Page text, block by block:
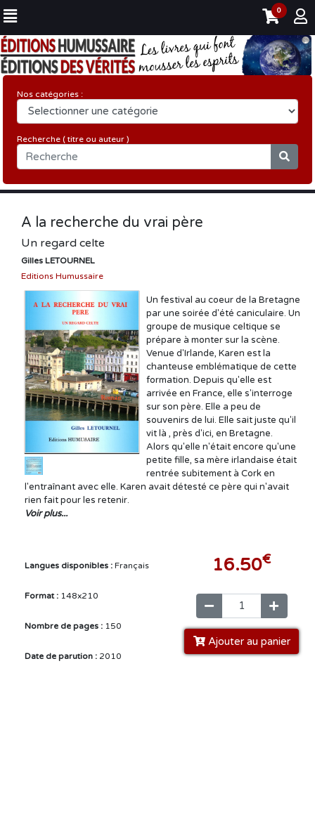
0
Nos catégories :
Recherche ( titre ou auteur )
A la recherche du vrai père
Un regard celte
Gilles LETOURNEL
Editions Humussaire
Un festival au coeur de la Bretagne
par une soirée d'été caniculaire. Un
groupe de musique celtique se
prépare à monter sur la scène.
Venue d'Irlande, Karen est la
chanteuse emblématique de cette
formation. Depuis qu'elle est
arrivée en France, elle s'interroge
sur son père. Elle a peu de
souvenirs de lui. Elle sait juste qu'il
vit là , près d'ici, en Bretagne.
Alors qu'elle n'était encore qu'une
petite fille, sa mère irlandaise était
rentrée subitement à Cork en
l'entraînant avec elle. Karen avait détesté ce père qui n'avait
rien fait pour les retenir.
Voir plus...
Langues disponibles : Français
Format : 148x210
Nombre de pages : 150
Date de parution : 2010
16.50€
Ajouter au panier